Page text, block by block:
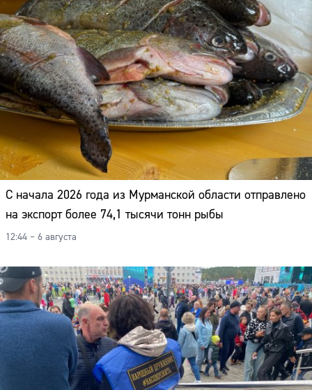
С начала 2026 года из Мурманской области отправлено
на экспорт более 74,1 тысячи тонн рыбы
12:44 – 6 августа